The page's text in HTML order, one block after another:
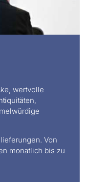
wertvolle
Von
monatlich bis zu